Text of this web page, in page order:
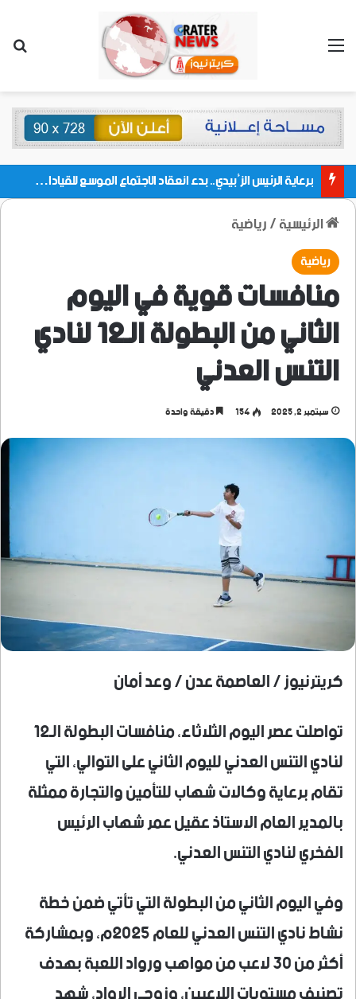
القائمة
برعاية الرئيس الزُبيدي.. بدء انعقاد الاجتماع الموسع للقيادات المحلية بالعاصمة ولمديريات وكتل مجلس العموم ومنسقيات الجامعة بالعاصمة عدن
الرئيسية/رياضية
رياضية
منافسات قوية في اليوم
الثاني من البطولة الـ12 لنادي
التنس العدني
سبتمبر 2, 2025 154 دقيقة واحدة
كريترنيوز / العاصمة عدن / وعد أمان
تواصلت عصر اليوم الثلاثاء، منافسات البطولة الـ12
لنادي التنس العدني لليوم الثاني على التوالي، التي
تقام برعاية وكالات شهاب للتأمين والتجارة ممثلة
بالمدير العام الاستاذ عقيل عمر شهاب الرئيس
الفخري لنادي التنس العدني.
وفي اليوم الثاني من البطولة التي تأتي ضمن خطة
نشاط نادي التنس العدني للعام 2025م، وبمشاركة
أكثر من 30 لاعب من مواهب ورواد اللعبة بهدف